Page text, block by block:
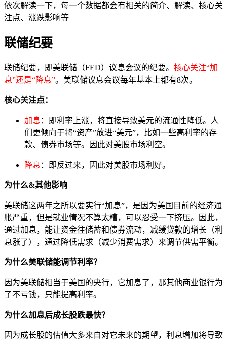
依次解读一下，每一个数据都会有相关的简介、解读、核心关
注点、涨跌影响等
联储纪要
联储纪要，即美联储（FED）议息会议的纪要。 核心关注“加
息”还是“降息”。美联储议息会议每年基本上都有8次。
核心关注点：
加息 ：即利率上涨，将直接导致美元的流通性降低。人
们更倾向于将“资产”放进“美元”，比如一些高利率的存
款、债券市场等。因此对美股市场利空。
降息 ：即反过来，因此对美股市场利好。
为什么&其他影响
美联储这两年之所以要实行“加息”，是因为美国目前的经济通
胀严重，但是就业情况不算太糟，可以忍受一下挤压。因此，
通过加息，能让资金往储蓄和债券流动，减缓贷款的增长（利
息涨了），通过降低需求（减少消费需求）来调节供需平衡。
为什么美联储能调节利率？
因为美联储相当于美国的央行，它加息了，那其他商业银行为
了不亏钱，只能提高利率。
为什么加息后成长股跌最快？
因为成长股的估值大多来自对它未来的期望，利息增加将导致